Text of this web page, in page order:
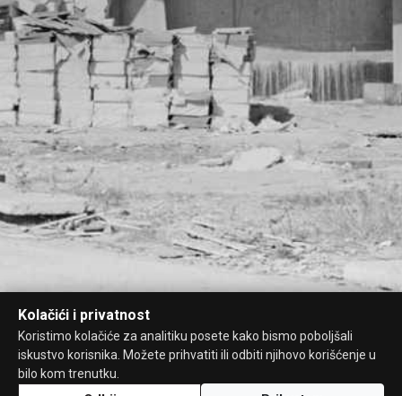
Kolačići i privatnost
Koristimo kolačiće za analitiku posete kako bismo poboljšali
iskustvo korisnika. Možete prihvatiti ili odbiti njihovo korišćenje u
bilo kom trenutku.